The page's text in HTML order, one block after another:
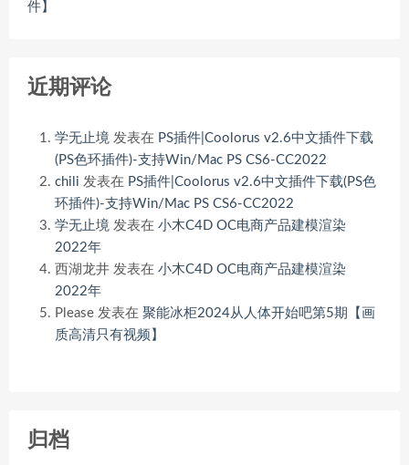
件】
近期评论
学无止境 发表在 PS插件|Coolorus v2.6中文插件下载
(PS色环插件)-支持Win/Mac PS CS6-CC2022
chili 发表在 PS插件|Coolorus v2.6中文插件下载(PS色
环插件)-支持Win/Mac PS CS6-CC2022
学无止境 发表在 小木C4D OC电商产品建模渲染
2022年
西湖龙井 发表在 小木C4D OC电商产品建模渲染
2022年
Please 发表在 聚能冰柜2024从人体开始吧第5期【画
质高清只有视频】
归档